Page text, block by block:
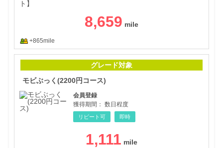
8,659
+865mile
グレード対象
モビぶっく(2200円コース)
会員登録
獲得期間： 数日程度
リピート可 即時
1,111